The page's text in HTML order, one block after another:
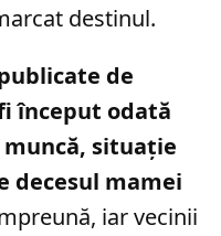
destinul.
de
început odată
situație
decesul mamei
iar vecinii